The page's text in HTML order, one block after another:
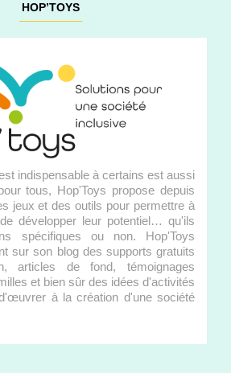
HOP’TOYS
indispensable à certains est aussi
tous, Hop'Toys propose depuis
jeux et des outils pour permettre à
développer leur potentiel… qu'ils
spécifiques ou non. Hop'Toys
sur son blog des supports gratuits
articles de fond, témoignages
et bien sûr des idées d'activités
à la création d'une société